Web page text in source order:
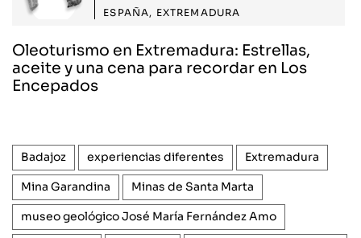
ESPAÑA, EXTREMADURA
Oleoturismo en Extremadura: Estrellas,
aceite y una cena para recordar en Los
Encepados
Badajoz experiencias diferentes Extremadura
Mina Garandina Minas de Santa Marta
museo geológico José María Fernández Amo